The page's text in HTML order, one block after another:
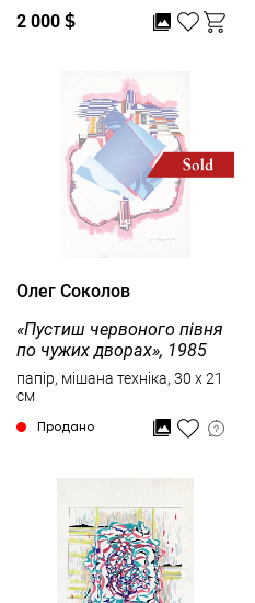
2 000 $
Олег Соколов
«Пустиш червоного півня
по чужих дворах», 1985
папір, мішана техніка, 30 x 21
см
Продано